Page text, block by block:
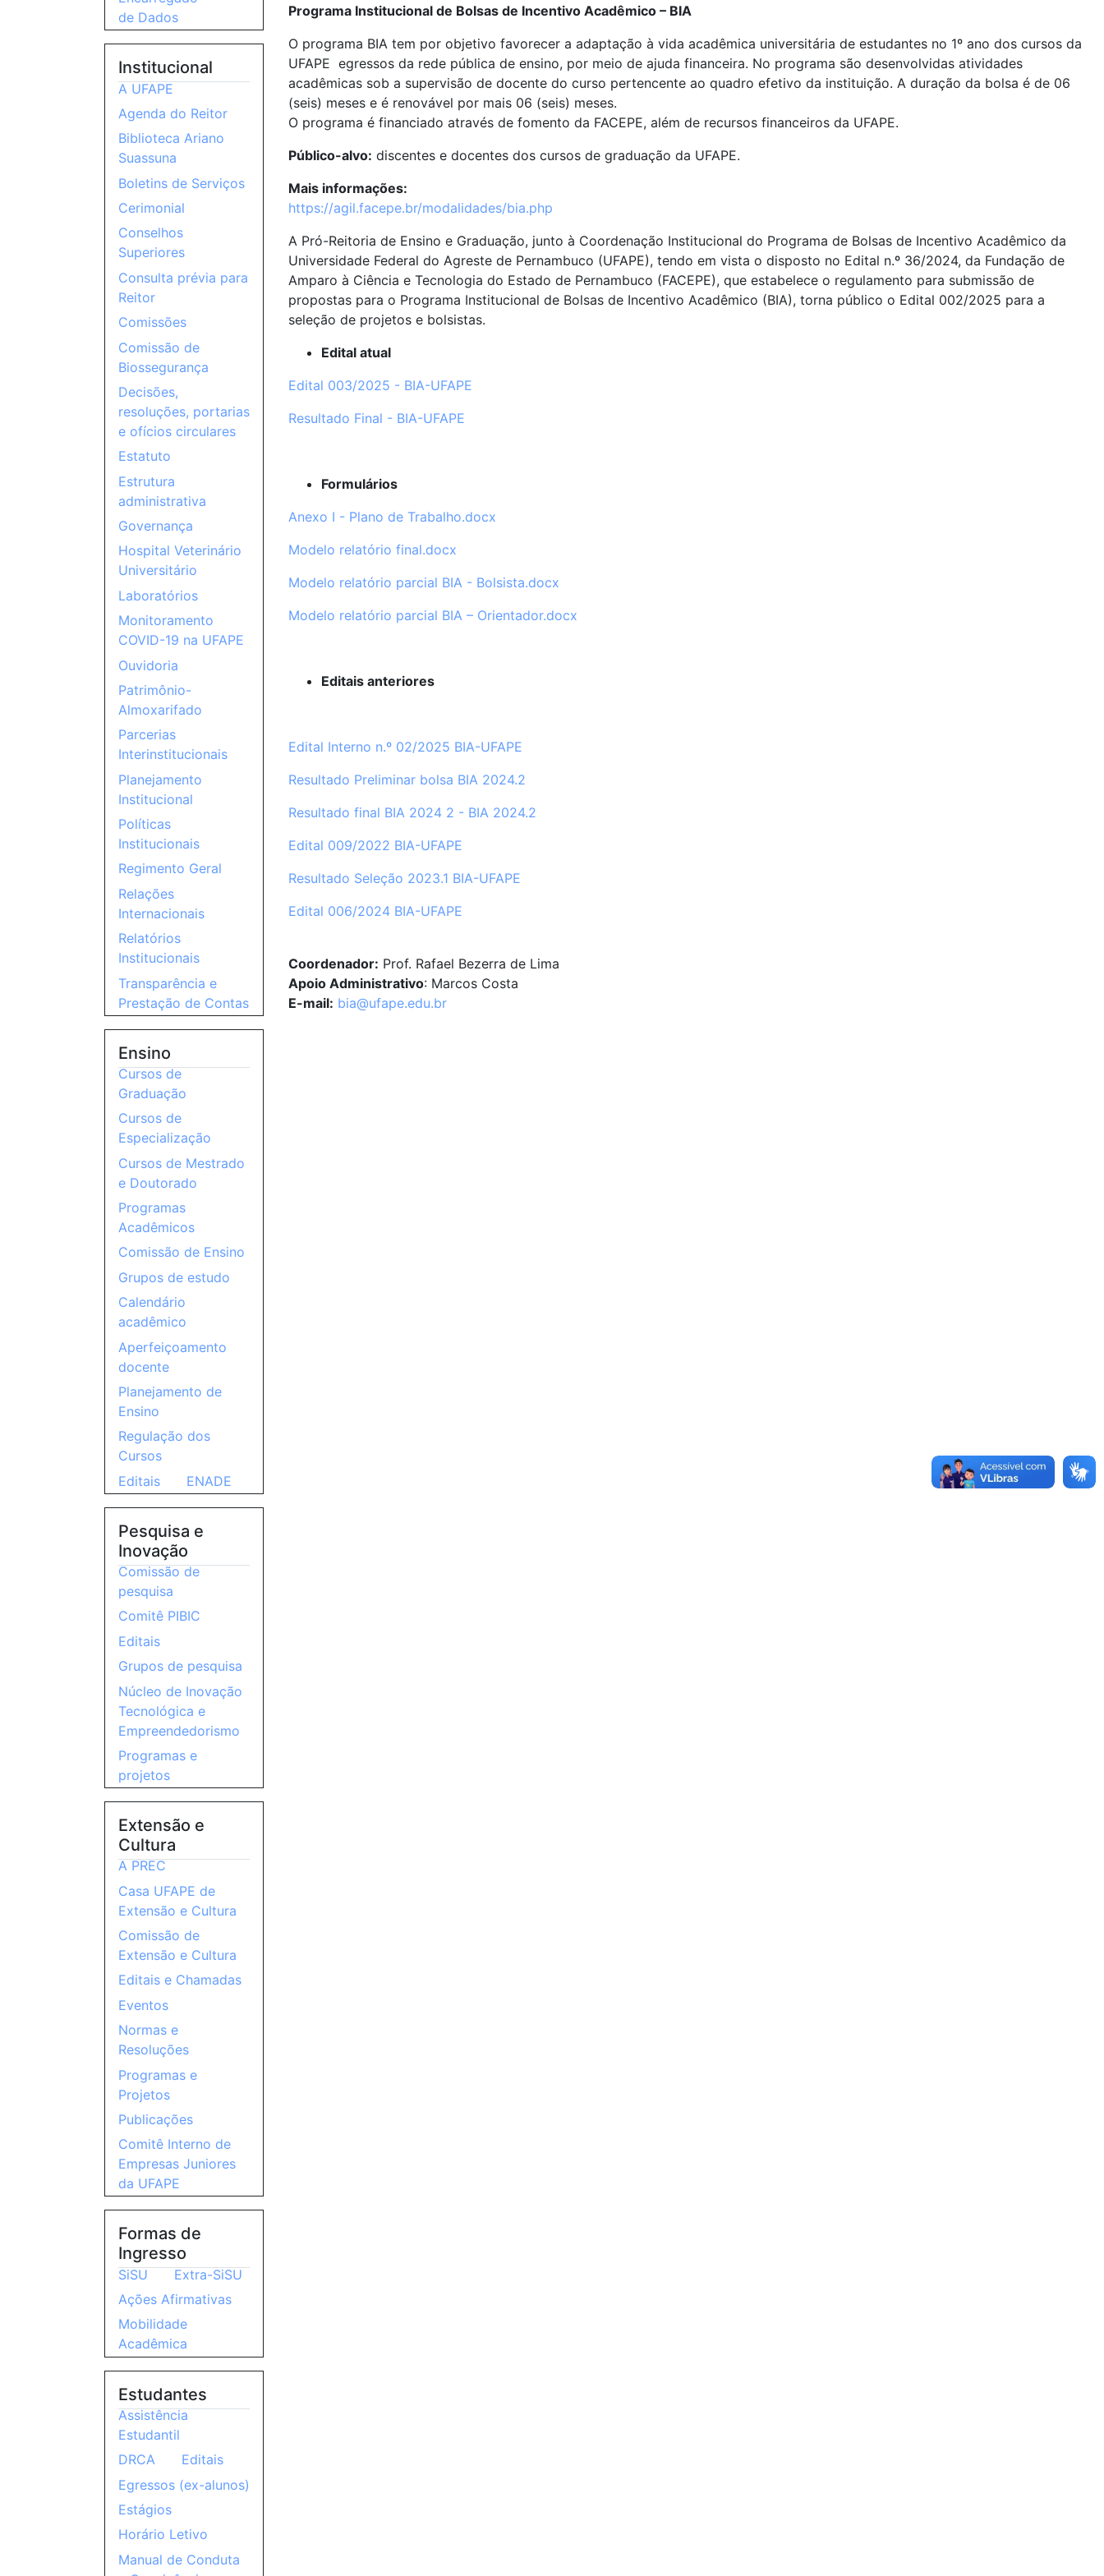
Programa Institucional de Bolsas de Incentivo Acadêmico – BIA
O programa BIA tem por objetivo favorecer a adaptação à vida acadêmica universitária de estudantes no 1º ano dos cursos da
UFAPE egressos da rede pública de ensino, por meio de ajuda financeira. No programa são desenvolvidas atividades
acadêmicas sob a supervisão de docente do curso pertencente ao quadro efetivo da instituição. A duração da bolsa é de 06
(seis) meses e é renovável por mais 06 (seis) meses.
O programa é financiado através de fomento da FACEPE, além de recursos financeiros da UFAPE.
Público-alvo: discentes e docentes dos cursos de graduação da UFAPE.
Mais informações:
https://agil.facepe.br/modalidades/bia.php
A Pró-Reitoria de Ensino e Graduação, junto à Coordenação Institucional do Programa de Bolsas de Incentivo Acadêmico da
Universidade Federal do Agreste de Pernambuco (UFAPE), tendo em vista o disposto no Edital n.º 36/2024, da Fundação de
Amparo à Ciência e Tecnologia do Estado de Pernambuco (FACEPE), que estabelece o regulamento para submissão de
propostas para o Programa Institucional de Bolsas de Incentivo Acadêmico (BIA), torna público o Edital 002/2025 para a
seleção de projetos e bolsistas.
Edital atual
Edital 003/2025 - BIA-UFAPE
Resultado Final - BIA-UFAPE
Formulários
Anexo I - Plano de Trabalho.docx
Modelo relatório final.docx
Modelo relatório parcial BIA - Bolsista.docx
Modelo relatório parcial BIA – Orientador.docx
Editais anteriores
Edital Interno n.º 02/2025 BIA-UFAPE
Resultado Preliminar bolsa BIA 2024.2
Resultado final BIA 2024 2 - BIA 2024.2
Edital 009/2022 BIA-UFAPE
Resultado Seleção 2023.1 BIA-UFAPE
Edital 006/2024 BIA-UFAPE
Coordenador: Prof. Rafael Bezerra de Lima
Apoio Administrativo: Marcos Costa
E-mail: bia@ufape.edu.br
de Dados
Institucional
A UFAPE
Agenda do Reitor
Biblioteca Ariano
Suassuna
Boletins de Serviços
Cerimonial
Conselhos
Superiores
Consulta prévia para
Reitor
Comissões
Comissão de
Biossegurança
Decisões,
resoluções, portarias
e ofícios circulares
Estatuto
Estrutura
administrativa
Governança
Hospital Veterinário
Universitário
Laboratórios
Monitoramento
COVID-19 na UFAPE
Ouvidoria
Patrimônio-
Almoxarifado
Parcerias
Interinstitucionais
Planejamento
Institucional
Políticas
Institucionais
Regimento Geral
Relações
Internacionais
Relatórios
Institucionais
Transparência e
Prestação de Contas
Ensino
Cursos de
Graduação
Cursos de
Especialização
Cursos de Mestrado
e Doutorado
Programas
Acadêmicos
Comissão de Ensino
Grupos de estudo
Calendário
acadêmico
Aperfeiçoamento
docente
Planejamento de
Ensino
Regulação dos
Cursos
Editais
ENADE
Pesquisa e
Inovação
Comissão de
pesquisa
Comitê PIBIC
Editais
Grupos de pesquisa
Núcleo de Inovação
Tecnológica e
Empreendedorismo
Programas e
projetos
Extensão e
Cultura
A PREC
Casa UFAPE de
Extensão e Cultura
Comissão de
Extensão e Cultura
Editais e Chamadas
Eventos
Normas e
Resoluções
Programas e
Projetos
Publicações
Comitê Interno de
Empresas Juniores
da UFAPE
Formas de
Ingresso
SiSU
Extra-SiSU
Ações Afirmativas
Mobilidade
Acadêmica
Estudantes
Assistência
Estudantil
DRCA
Editais
Egressos (ex-alunos)
Estágios
Horário Letivo
Manual de Conduta